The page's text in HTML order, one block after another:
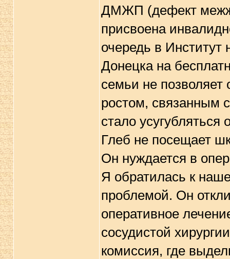
ДМЖП (дефект
присвоена
очередь в Институт
Донецка на
семьи не
ростом, связанным
стало
Глеб не посещает
Он нуждается в
Я обратилась к
проблемой. Он
оперативное
сосудистой
комиссия, где